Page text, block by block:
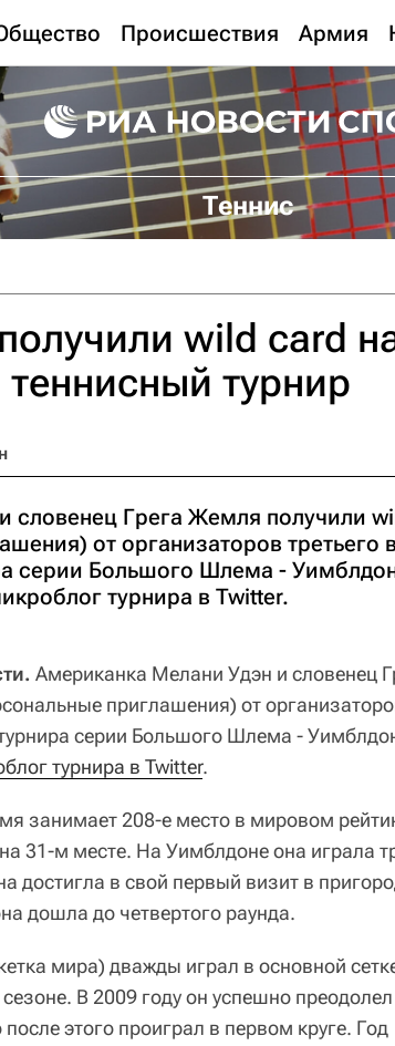
Происшествия Армия
Теннис
wild card
турнир
словенец Грега Жемля получили
от организаторов третьего в
серии Большого Шлема -
турнира в Twitter.
Американка Мелани Удэн и словенец
приглашения) от
турнира серии Большого Шлема -
турнира в Twitter.
занимает 208-е место в мировом
31-м месте. На Уимблдоне она играла
достигла в свой первый визит в
дошла до четвертого раунда.
мира) дважды играл в основной
В 2009 году он успешно преодолел
этого проиграл в первом круге. Год